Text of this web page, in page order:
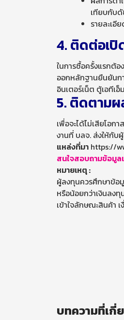
เทียบกับ
รายละเอี
4. ติดต่อเ
ในการซื้อครั้งแรกต้
ออกหลักฐานยืนยันก
อินเตอร์เน็ต ตู้เอทีเ
5. ติดตามผ
เพื่อจะได้ไม่เสียโอ
งานที่ บลจ. ส่งให้กับ
แหล่งที่มา https://
สนใจสอบถามข้อมู
หมายเหตุ :
ผู้ลงทุนควรศึกษาข้อ
หรือน้อยกว่าเงินลงทุ
เข้าใจลักษณะสินค้า
บทความที่เกี่